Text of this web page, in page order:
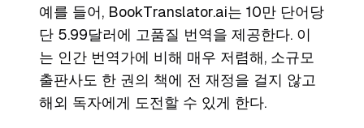
예를 들어, BookTranslator.ai는 10만 단어당
단 5.99달러에 고품질 번역을 제공한다. 이
는 인간 번역가에 비해 매우 저렴해, 소규모
출판사도 한 권의 책에 전 재정을 걸지 않고
해외 독자에게 도전할 수 있게 한다.